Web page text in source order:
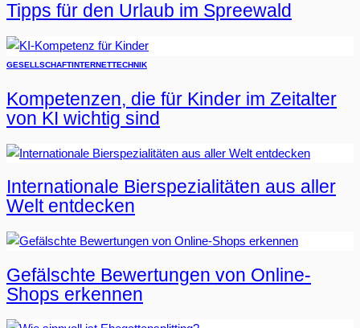
Tipps für den Urlaub im Spreewald
GESELLSCHAFTINTERNETTECHNIK
Kompetenzen, die für Kinder im Zeitalter
von KI wichtig sind
Internationale Bierspezialitäten aus aller
Welt entdecken
Gefälschte Bewertungen von Online-
Shops erkennen